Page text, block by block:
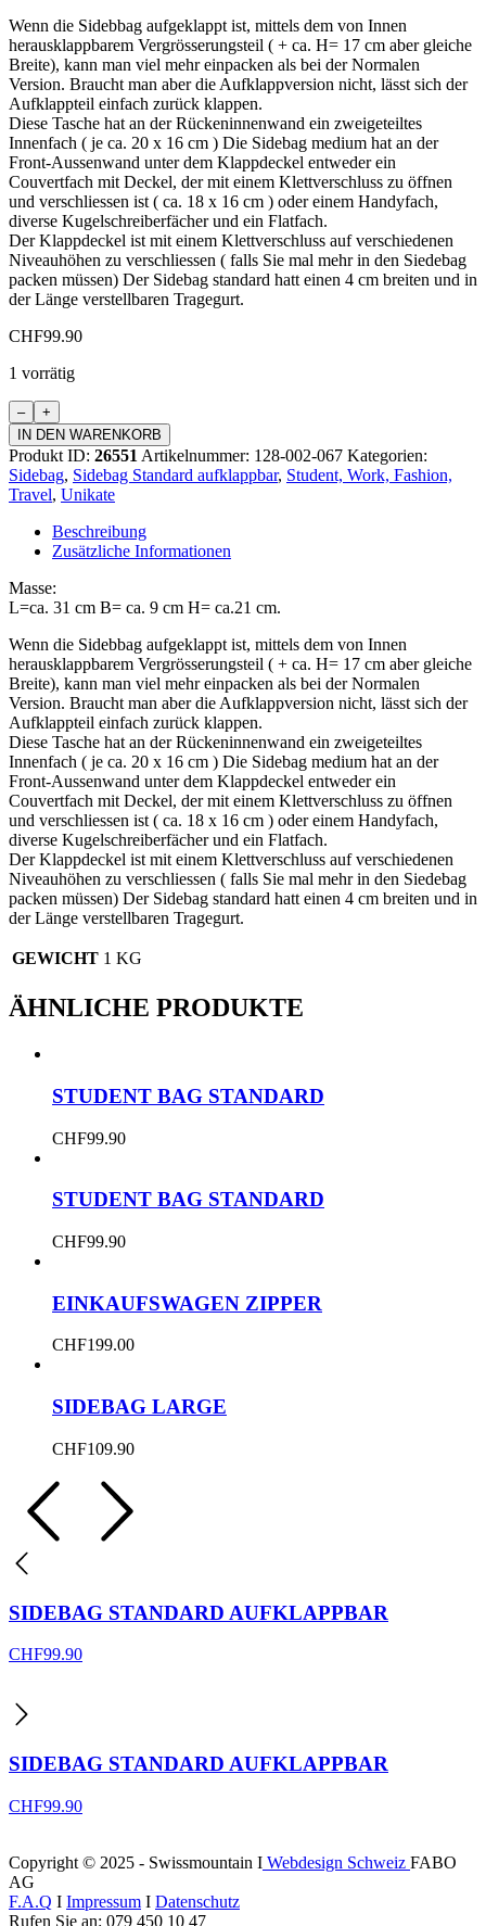
Wenn die Sidebbag aufgeklappt ist, mittels dem von Innen
herausklappbarem Vergrösserungsteil ( + ca. H= 17 cm aber gleiche
Breite), kann man viel mehr einpacken als bei der Normalen
Version. Braucht man aber die Aufklappversion nicht, lässt sich der
Aufklappteil einfach zurück klappen.
Diese Tasche hat an der Rückeninnenwand ein zweigeteiltes
Innenfach ( je ca. 20 x 16 cm ) Die Sidebag medium hat an der
Front-Aussenwand unter dem Klappdeckel entweder ein
Couvertfach mit Deckel, der mit einem Klettverschluss zu öffnen
und verschliessen ist ( ca. 18 x 16 cm ) oder einem Handyfach,
diverse Kugelschreiberfächer und ein Flatfach.
Der Klappdeckel ist mit einem Klettverschluss auf verschiedenen
Niveauhöhen zu verschliessen ( falls Sie mal mehr in den Siedebag
packen müssen) Der Sidebag standard hatt einen 4 cm breiten und in
der Länge verstellbaren Tragegurt.
CHF99.90
1 vorrätig
Sidebag
Standard
aufklappbar
Menge
IN DEN WARENKORB
Produkt ID: 26551 Artikelnummer: 128-002-067 Kategorien:
Sidebag, Sidebag Standard aufklappbar, Student, Work, Fashion,
Travel, Unikate
Beschreibung
Zusätzliche Informationen
Masse:
L=ca. 31 cm B= ca. 9 cm H= ca.21 cm.
Wenn die Sidebbag aufgeklappt ist, mittels dem von Innen
herausklappbarem Vergrösserungsteil ( + ca. H= 17 cm aber gleiche
Breite), kann man viel mehr einpacken als bei der Normalen
Version. Braucht man aber die Aufklappversion nicht, lässt sich der
Aufklappteil einfach zurück klappen.
Diese Tasche hat an der Rückeninnenwand ein zweigeteiltes
Innenfach ( je ca. 20 x 16 cm ) Die Sidebag medium hat an der
Front-Aussenwand unter dem Klappdeckel entweder ein
Couvertfach mit Deckel, der mit einem Klettverschluss zu öffnen
und verschliessen ist ( ca. 18 x 16 cm ) oder einem Handyfach,
diverse Kugelschreiberfächer und ein Flatfach.
Der Klappdeckel ist mit einem Klettverschluss auf verschiedenen
Niveauhöhen zu verschliessen ( falls Sie mal mehr in den Siedebag
packen müssen) Der Sidebag standard hatt einen 4 cm breiten und in
der Länge verstellbaren Tragegurt.
GEWICHT 1 KG
ÄHNLICHE PRODUKTE
STUDENT BAG STANDARD
CHF99.90
STUDENT BAG STANDARD
CHF99.90
EINKAUFSWAGEN ZIPPER
CHF199.00
SIDEBAG LARGE
CHF109.90
SIDEBAG STANDARD AUFKLAPPBAR
CHF99.90
SIDEBAG STANDARD AUFKLAPPBAR
CHF99.90
Copyright © 2025 - Swissmountain I Webdesign Schweiz FABO
AG
F.A.Q I Impressum I Datenschutz
Rufen Sie an: 079 450 10 47